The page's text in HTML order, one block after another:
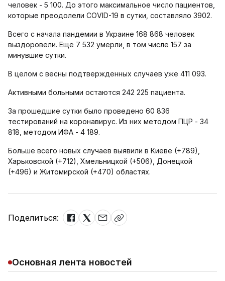
человек - 5 100. До этого максимальное число пациентов,
которые преодолели COVID-19 в сутки, составляло 3902.
Всего с начала пандемии в Украине 168 868 человек
выздоровели. Еще 7 532 умерли, в том числе 157 за
минувшие сутки.
В целом с весны подтвержденных случаев уже 411 093.
Активными больными остаются 242 225 пациента.
За прошедшие сутки было проведено 60 836
тестирований на коронавирус. Из них методом ПЦР - 34
818, методом ИФА - 4 189.
Больше всего новых случаев выявили в Киеве (+789),
Харьковской (+712), Хмельницкой (+506), Донецкой
(+496) и Житомирской (+470) областях.
Поделиться:
Основная лента новостей